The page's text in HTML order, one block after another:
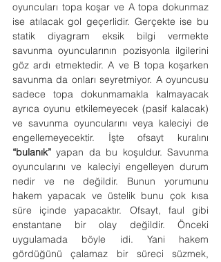
oyuncuları topa koşar ve A topa dokunmaz
ise atılacak gol geçerlidir. Gerçekte ise bu
statik diyagram eksik bilgi vermekte
savunma oyuncularının pozisyonla ilgilerini
göz ardı etmektedir. A ve B topa koşarken
savunma da onları seyretmiyor. A oyuncusu
sadece topa dokunmamakla kalmayacak
ayrıca oyunu etkilemeyecek (pasif kalacak)
ve savunma oyuncularını veya kaleciyi de
“bulanık” yapan da bu koşuldur. Savunma
oyuncularını ve kaleciyi engelleyen durum
nedir ve ne değildir. Bunun yorumunu
hakem yapacak ve üstelik bunu çok kısa
süre içinde yapacaktır. Ofsayt, faul gibi
enstantane bir olay değildir. Önceki
uygulamada böyle idi. Yani hakem
gördüğünü çalamaz bir süreci süzmek,